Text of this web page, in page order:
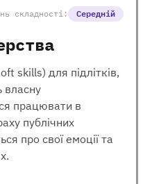
складності: Середній
skills) для підлітків,
власну
працювати в
публічних
про свої емоції та